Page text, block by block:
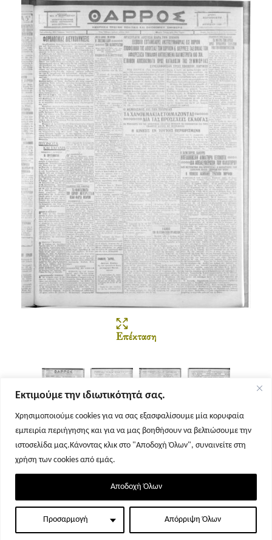
Εκτιμούμε την ιδιωτικότητά σας.
Χρησιμοποιούμε cookies για να σας εξασφαλίσουμε μία κορυφαία
εμπειρία περιήγησης και για να μας βοηθήσουν να βελτιώσουμε την
ιστοσελίδα μας.Κάνοντας κλικ στο "Αποδοχή Όλων", συναινείτε στη
χρήση των cookies από εμάς.
Προσαρμογή Απόρριψη Όλων
Αποδοχή Όλων
Επέκταση
Σελίδα 1 Σελίδα 2 Σελίδα 3 Σελίδα 4